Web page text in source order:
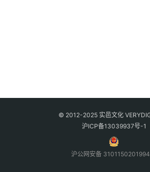
© 2012-2025 实邑文化
沪ICP备13039937号-1
沪公网安备